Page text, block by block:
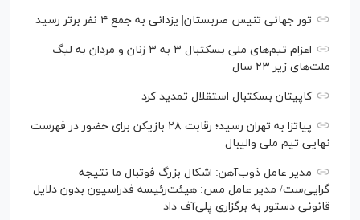
تور جهانی تنیس صربستان| یزدانی به جمع ۴ نفر برتر رسید
اعزام تیم‌های ملی بسکتبال ۳ به ۳ زنان و مردان به لیگ
ملت‌های زیر ۲۳ سال
کاپیتان بسکتبال استقلال تمدید کرد
پیاتزا به تهران رسید؛ رقابت ۲۸ بازیکن برای حضور در فهرست
نهایی تیم ملی والیبال
مدیر عامل ذوب‌آهن: اشکال بزرگ فوتبال ما نتیجه
گرایی‌ست/ مدیر عامل مس: هیئت‌رئیسه فدراسیون بدون دلایل
قانونی دستور به برگزاری پلی‌آف داد